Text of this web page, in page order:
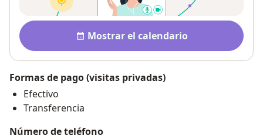
Disponibilidad
Mostrar el calendario
Formas de pago (visitas privadas)
Efectivo
Transferencia
Número de teléfono